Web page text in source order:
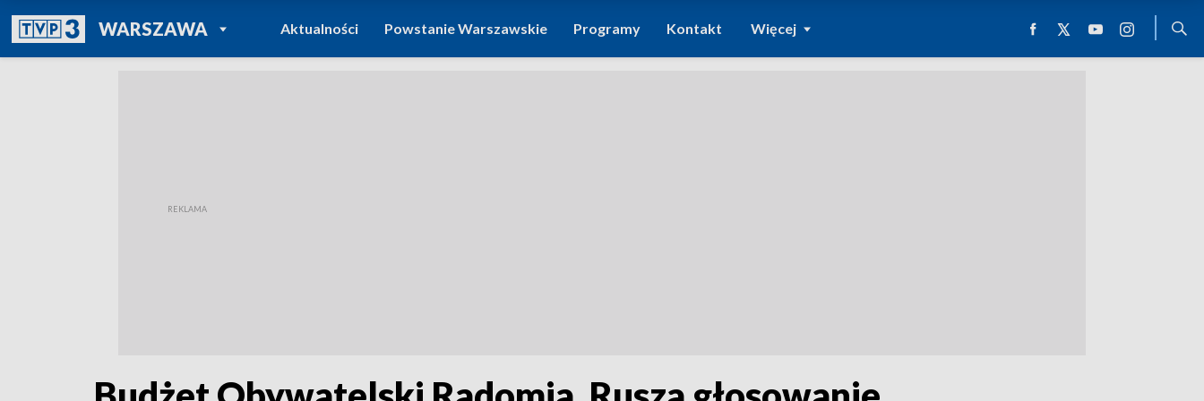
WARSZAWAPOWRÓT DO
TVP REGIONY
Aktualności Powstanie Warszawskie Programy Kontakt Więcej